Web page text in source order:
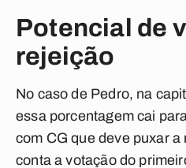
Potencial de
rejeição
No caso de Pedro, na
essa porcentagem cai
com CG que deve puxar
conta a votação do